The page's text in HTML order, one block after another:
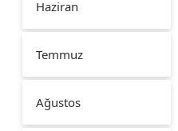
Haziran
Temmuz
Ağustos